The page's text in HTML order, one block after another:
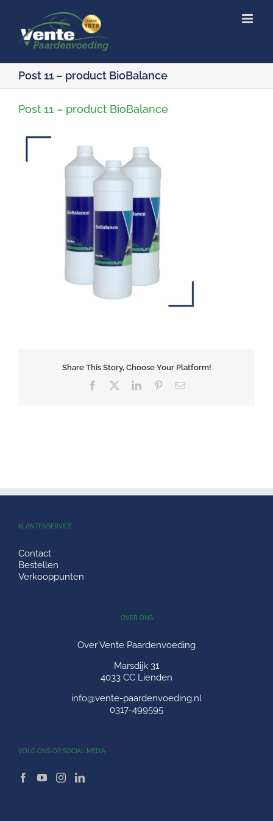
inhoud
Post 11 – product BioBalance
Post 11 – product BioBalance
Share This Story, Choose Your Platform!
Facebook LinkedInPinterest
E-
KLANTENSERVICE
Contact
Bestellen
Verkooppunten
OVER ONS
Over Vente Paardenvoeding
Marsdijk 31
4033 CC Lienden
info@vente-paardenvoeding.nl
0317-499595
VOLG ONS OP SOCIAL MEDIA